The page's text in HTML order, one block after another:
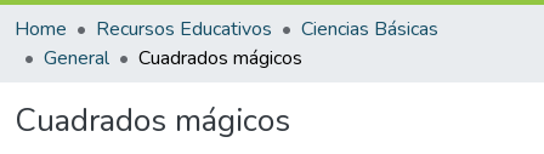
Home Recursos Educativos
Ciencias Básicas
General
Cuadrados mágicos
Cuadrados mágicos